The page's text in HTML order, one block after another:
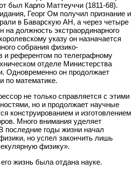
был Карло Маттеуччи (1811-68).
Георг Ом получил признание и
в Баварскую АН, а через четыре
на должность экстраординарного
указу он назначается
собрания физико-
и референтом по телеграфному
отделе Министерства
Одновременно он продолжает
по математике.
не только справляется с этими
но и продолжает научные
конструированием и изготовлением
Много внимания уделяет
последние годы жизни начал
но успел закончить лишь
физику».
жизнь была отдана науке.